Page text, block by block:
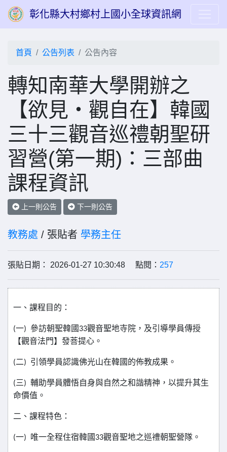
彰化縣大村鄉村上國小全球資訊網
首頁 公告列表 公告內容
轉知南華大學開辦之
【欲見‧觀自在】韓國
三十三觀音巡禮朝聖研
習營(第一期)：三部曲
課程資訊
上一則公告 下一則公告
教務處 / 張貼者 學務主任
張貼日期： 2026-01-27 10:30:48 點閱： 257
一、課程目的：
(一) 參訪朝聖韓國 33觀音聖地寺院，及引導學員傳授
【觀音法門】發菩提心。
(二) 引領學員認識佛光山在韓國的佈教成果。
(三) 輔助學員體悟自身與自然之和諧精神，以提升其生
命價值。
二、課程特色：
(一) 唯一全程住宿韓國 33觀音聖地之巡禮朝聖營隊。